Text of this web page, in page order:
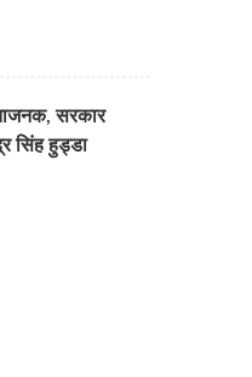
सरकार
सिंह हुड्डा